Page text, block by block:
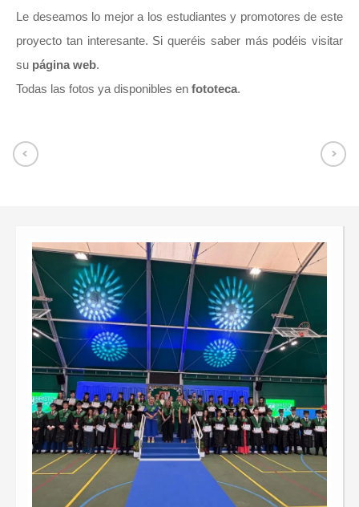
Le deseamos lo mejor a los estudiantes y promotores de este
proyecto tan interesante. Si queréis saber más podéis visitar
su página web.
Todas las fotos ya disponibles en fototeca.